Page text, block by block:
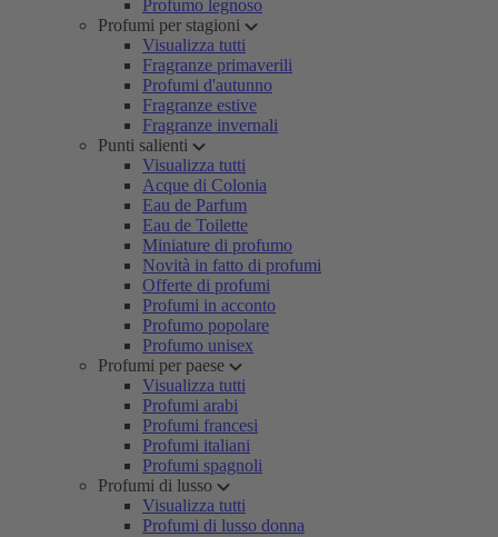
Profumo legnoso
Profumi per stagioni
Visualizza tutti
Fragranze primaverili
Profumi d'autunno
Fragranze estive
Fragranze invernali
Punti salienti
Visualizza tutti
Acque di Colonia
Eau de Parfum
Eau de Toilette
Miniature di profumo
Novità in fatto di profumi
Offerte di profumi
Profumi in acconto
Profumo popolare
Profumo unisex
Profumi per paese
Visualizza tutti
Profumi arabi
Profumi francesi
Profumi italiani
Profumi spagnoli
Profumi di lusso
Visualizza tutti
Profumi di lusso donna